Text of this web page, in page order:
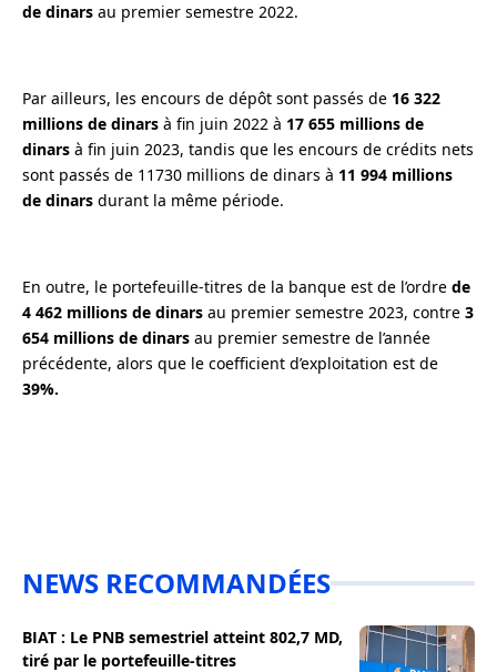
de dinars au premier semestre 2022.
Par ailleurs, les encours de dépôt sont passés de 16 322
millions de dinars à fin juin 2022 à 17 655 millions de
dinars à fin juin 2023, tandis que les encours de crédits nets
sont passés de 11730 millions de dinars à 11 994 millions
de dinars durant la même période.
En outre, le portefeuille-titres de la banque est de l’ordre de
4 462 millions de dinars au premier semestre 2023, contre 3
654 millions de dinars au premier semestre de l’année
précédente, alors que le coefficient d’exploitation est de
39%.
NEWS RECOMMANDÉES
BIAT : Le PNB semestriel atteint 802,7 MD,
tiré par le portefeuille-titres